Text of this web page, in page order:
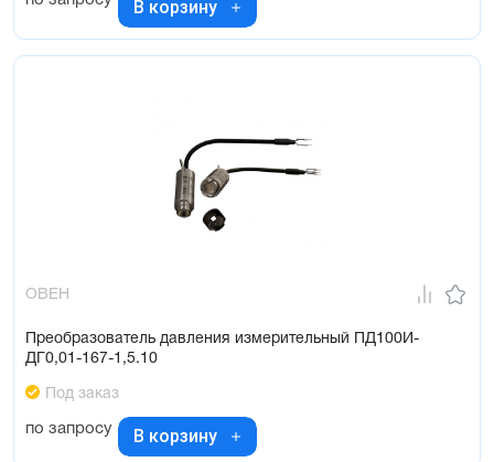
В корзину
ОВЕН
Преобразователь давления измерительный ПД100И-
ДГ0,01-167-1,5.10
Под заказ
по запросу В корзину